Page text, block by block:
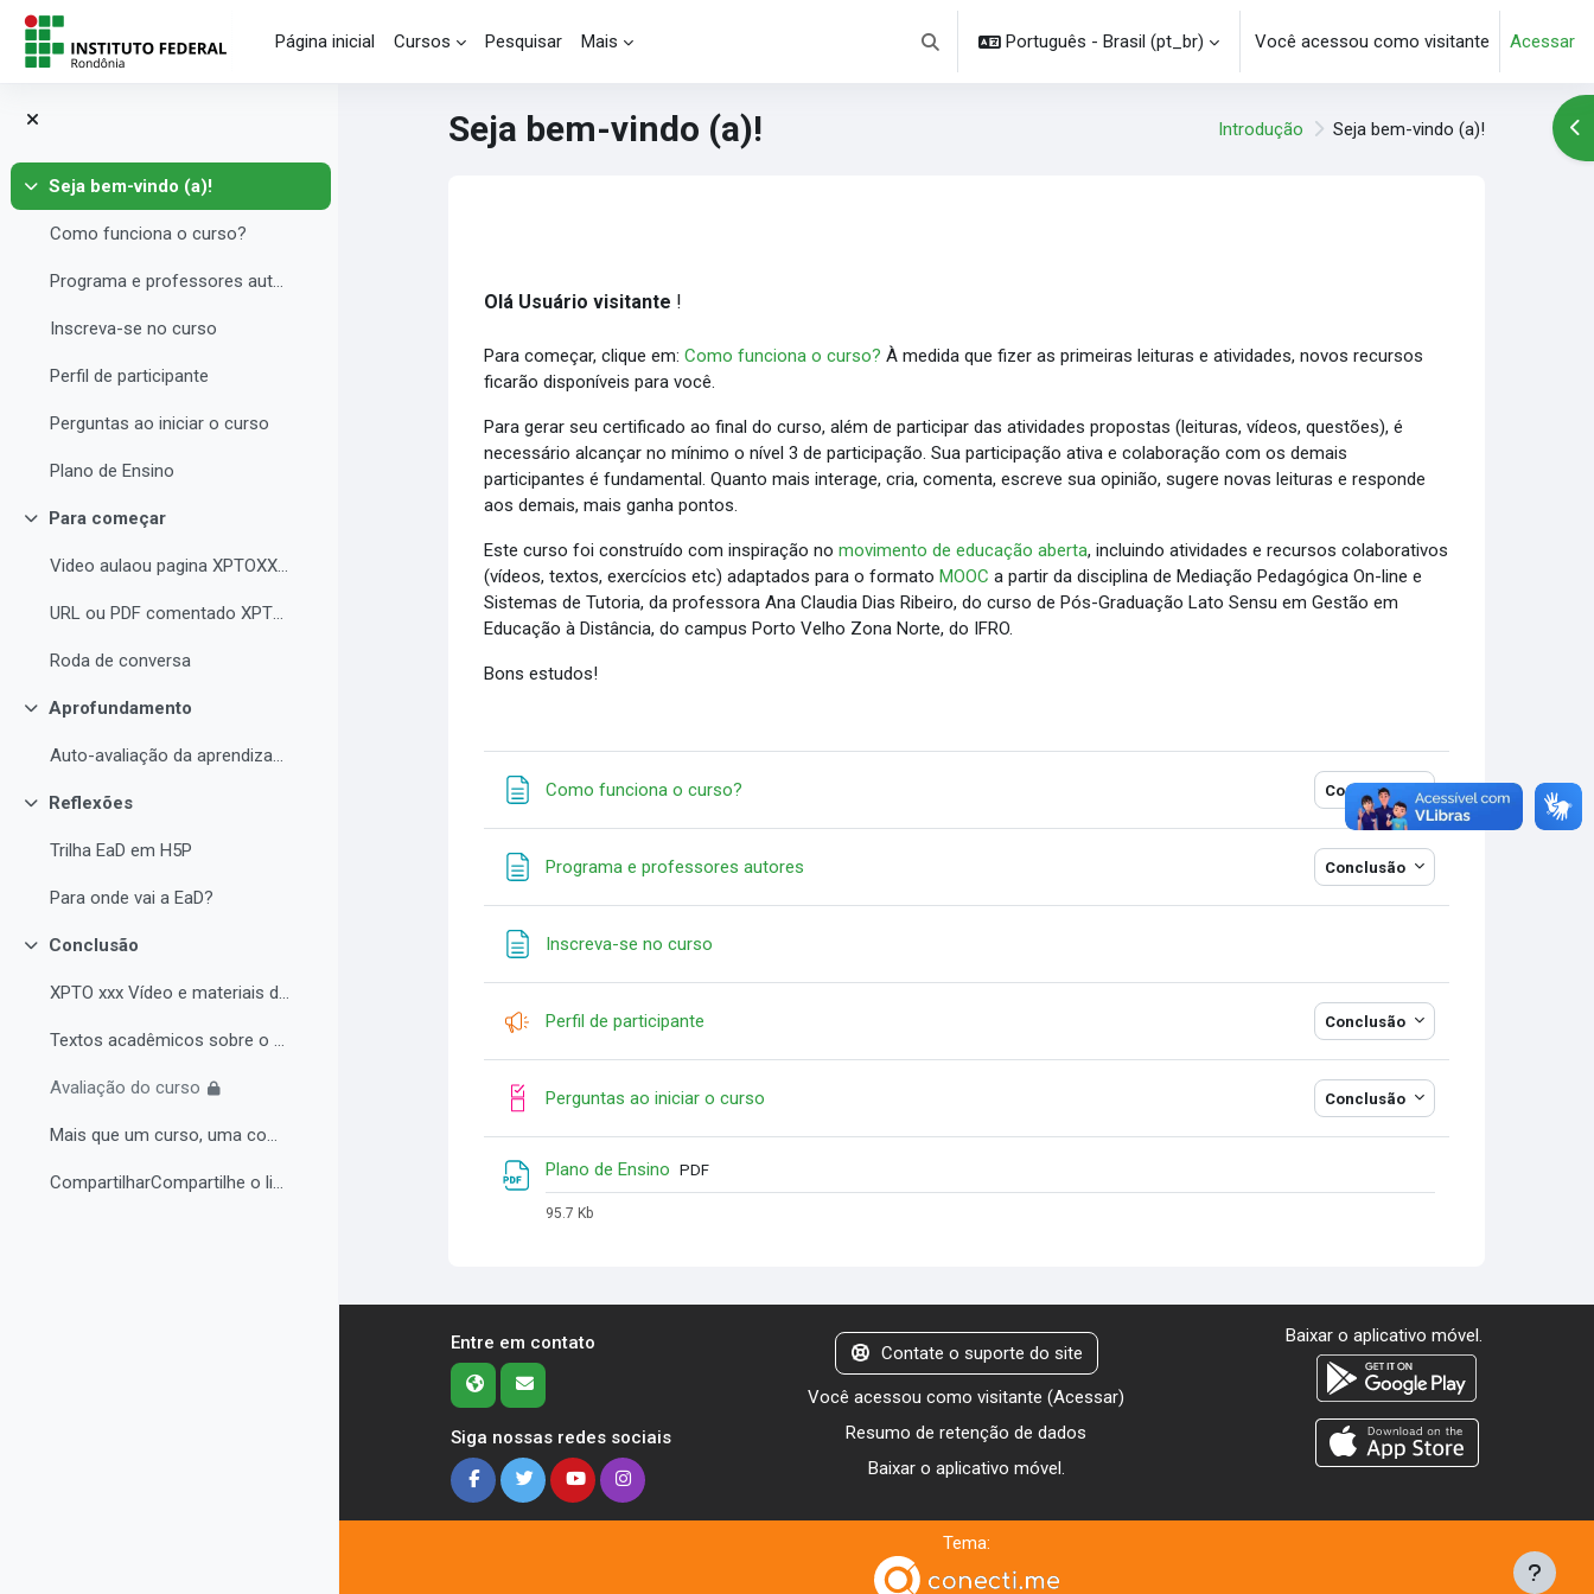
Ir para o conteúdo principal
Página inicial
Cursos Pesquisar Mais
Alternar entrada de pesquisa
Português - Brasil ‎(pt_br)‎ Você acessou como visitante Acessar
Contrair
Seja bem-vindo (a)!
Como funciona o curso?
Programa e professores autores
Inscreva-se no curso
Perfil de participante
Perguntas ao iniciar o curso
Plano de Ensino
Contrair
Para começar
Video aulaou pagina XPTOXXXX
URL ou PDF comentado XPTOXXXXX
Roda de conversa
Contrair
Aprofundamento
Auto-avaliação da aprendizagem
Contrair
Reflexões
Trilha EaD em H5P
Para onde vai a EaD?
Contrair
Conclusão
XPTO xxx Vídeo e materiais de leitura complementar
Textos acadêmicos sobre o curso (para aprofundamento opcional)
Avaliação do curso
Mais que um curso, uma comunidade de aprendizagem!...
CompartilharCompartilhe o link do curso em suas re...
Seja bem-vindo (a)! Introdução Seja bem-vindo (a)!
Olá Usuário visitante !
Para começar, clique em:Como funciona o curso? À medida que fizer as primeiras leituras e atividades, novos recursos
ficarão disponíveis para você.
Para gerar seu certificado ao final do curso, além de participar das atividades propostas (leituras, vídeos, questões), é
necessário alcançar no mínimo o nível 3 de participação. Sua participação ativa e colaboração com os demais
participantes é fundamental. Quanto mais interage, cria, comenta, escreve sua opinião, sugere novas leituras e responde
aos demais, mais ganha pontos.
Este curso foi construído com inspiração nomovimento de educação aberta, incluindo atividades e recursos colaborativos
(vídeos, textos, exercícios etc) adaptados para o formatoMOOC a partir da disciplina de Mediação Pedagógica On-line e
Sistemas de Tutoria, da professora Ana Claudia Dias Ribeiro, do curso de Pós-Graduação Lato Sensu em Gestão em
Educação à Distância, do campus Porto Velho Zona Norte, do IFRO.
Bons estudos!
Como funciona o curso? Conclusão
Programa e professores autores Conclusão
Inscreva-se no curso
Perfil de participante Conclusão
Perguntas ao iniciar o curso Conclusão
Plano de Ensino Arquivo
PDF
95.7 Kb
Entre em contato
Siga nossas redes sociais
Contate o suporte do site
Você acessou como visitante (Acessar)
Resumo de retenção de dados
Baixar o aplicativo móvel.
Baixar o aplicativo móvel.
Tema: